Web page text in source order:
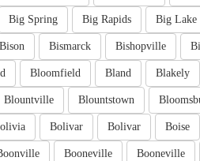
Big Lake
Big Rapids
Big Spring
Bishopville
Bismarck
Bison
Blakely
Bland
Bloomfield
Blountstown
Blountville
Boise
Bolivar
Bolivar
Booneville
Booneville